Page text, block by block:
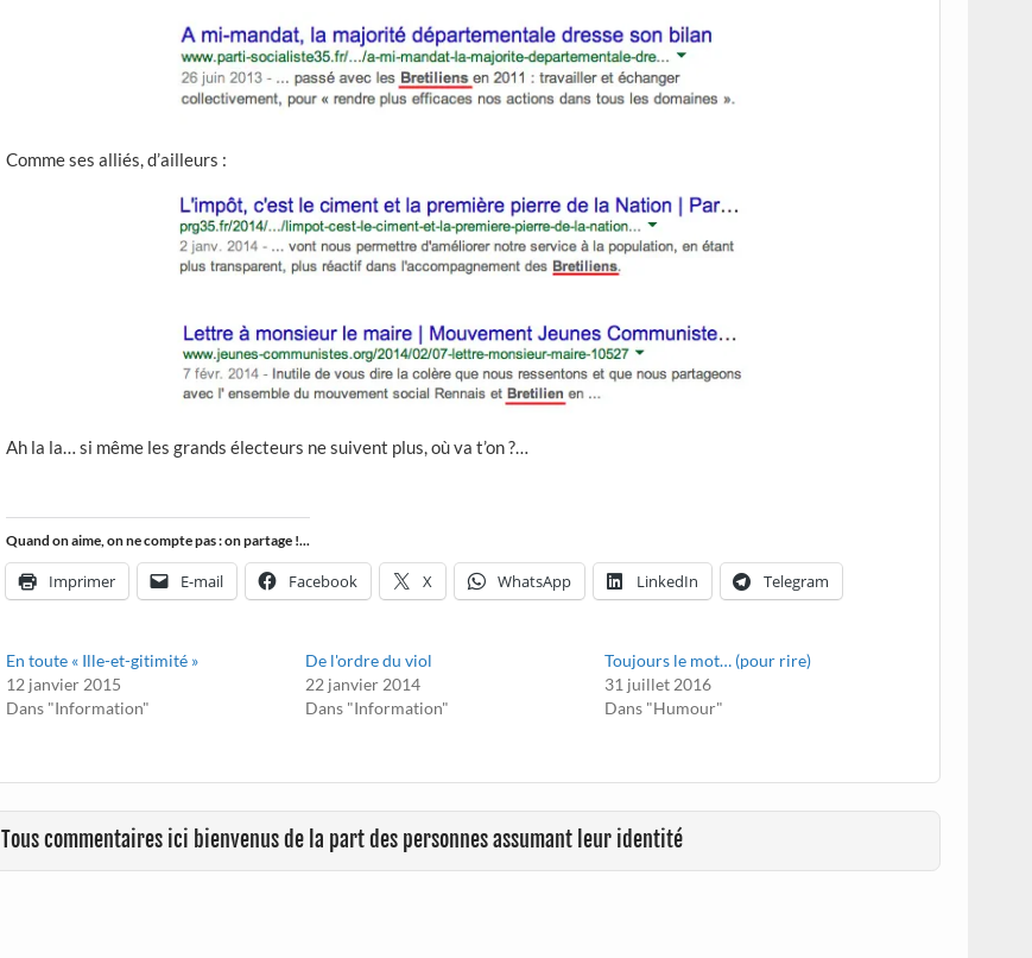
Comme ses alliés, d’ailleurs :
Ah la la… si même les grands électeurs ne suivent plus, où va t’on ?…
Quand on aime, on ne compte pas : on partage !...
Imprimer E-mail Facebook X WhatsApp LinkedIn Telegram
En toute « Ille-et-gitimité »
12 janvier 2015
Dans "Information"
De l'ordre du viol
22 janvier 2014
Dans "Information"
Toujours le mot… (pour rire)
31 juillet 2016
Dans "Humour"
Tous commentaires ici bienvenus de la part des personnes assumant leur identité